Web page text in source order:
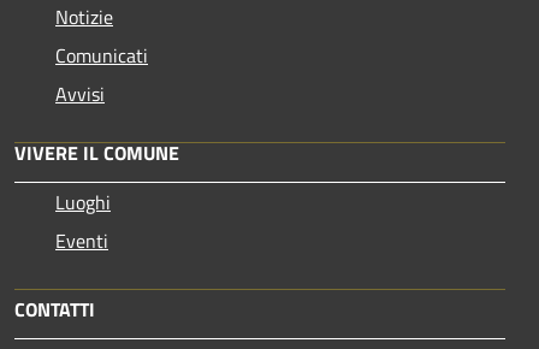
Notizie
Comunicati
Avvisi
VIVERE IL COMUNE
Luoghi
Eventi
CONTATTI